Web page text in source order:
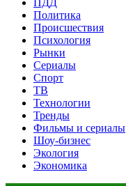
ПДД
Политика
Происшествия
Психология
Рынки
Сериалы
Спорт
ТВ
Технологии
Тренды
Фильмы и сериалы
Шоу-бизнес
Экология
Экономика